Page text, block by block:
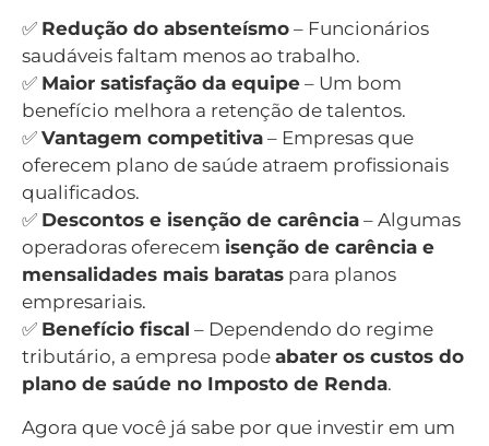
✅ Redução do absenteísmo – Funcionários
saudáveis faltam menos ao trabalho.
✅ Maior satisfação da equipe – Um bom
benefício melhora a retenção de talentos.
✅ Vantagem competitiva – Empresas que
oferecem plano de saúde atraem profissionais
qualificados.
✅ Descontos e isenção de carência – Algumas
operadoras oferecem isenção de carência e
mensalidades mais baratas para planos
empresariais.
✅ Benefício fiscal – Dependendo do regime
tributário, a empresa pode abater os custos do
plano de saúde no Imposto de Renda.
Agora que você já sabe por que investir em um